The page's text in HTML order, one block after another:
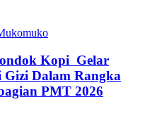
Kopi Gelar
Dalam Rangka
PMT 2026